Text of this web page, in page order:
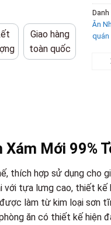
Giao hàng
toàn quốc
Ăn
quán
Xám Mới 99%
thích hợp sử dụng cho
với tựa lưng cao, thiết kế
làm từ kim loại sơn
ăn có thiết kế hiện